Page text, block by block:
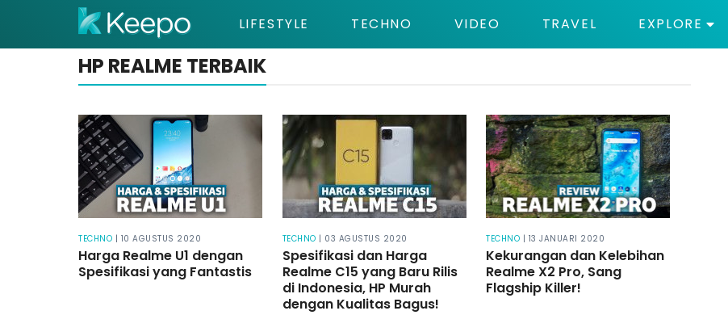
LIFESTYLE TECHNO VIDEO TRAVEL EXPLORE
HP REALME TERBAIK
TECHNO | 10 AGUSTUS 2020
Harga Realme U1 dengan
Spesifikasi yang Fantastis
TECHNO | 03 AGUSTUS 2020
Spesifikasi dan Harga
Realme C15 yang Baru Rilis
di Indonesia, HP Murah
dengan Kualitas Bagus!
TECHNO | 13 JANUARI 2020
Kekurangan dan Kelebihan
Realme X2 Pro, Sang
Flagship Killer!